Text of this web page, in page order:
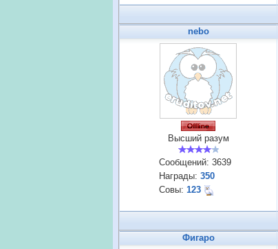
nebo
Высший разум
Сообщений: 3639
Награды: 350
Совы: 123
Фигаро